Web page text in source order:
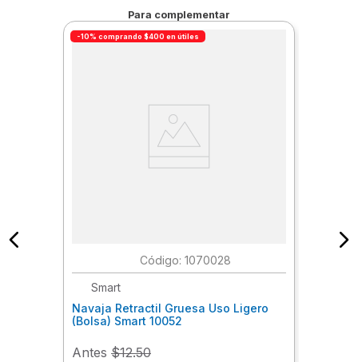
Para complementar
-10% comprando $400 en útiles
: 1070028
Smart
Navaja Retractil Gruesa Uso Ligero
(Bolsa) Smart 10052
Antes $12.50